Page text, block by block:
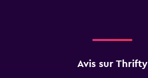
Avis sur Thrifty